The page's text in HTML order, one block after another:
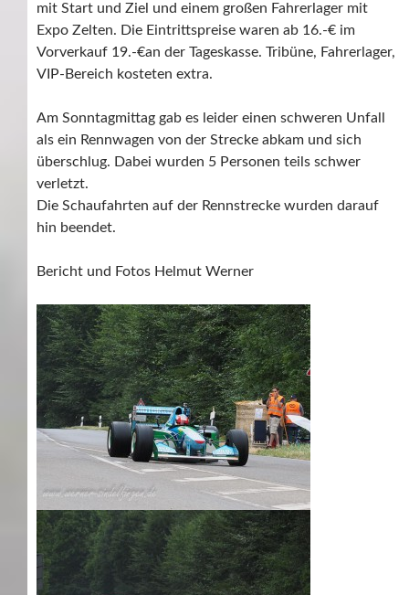
mit Start und Ziel und einem großen Fahrerlager mit
Expo Zelten. Die Eintrittspreise waren ab 16.-€ im
Vorverkauf 19.-€an der Tageskasse. Tribüne, Fahrerlager,
VIP-Bereich kosteten extra.
Am Sonntagmittag gab es leider einen schweren Unfall
als ein Rennwagen von der Strecke abkam und sich
überschlug. Dabei wurden 5 Personen teils schwer
verletzt.
Die Schaufahrten auf der Rennstrecke wurden darauf
hin beendet.
Bericht und Fotos Helmut Werner